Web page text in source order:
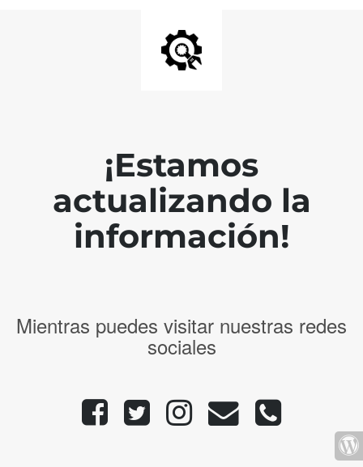
¡Estamos
actualizando la
información!
Mientras puedes visitar nuestras redes
sociales